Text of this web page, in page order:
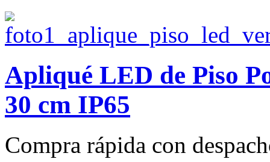
Apliqué LED de Piso
30 cm IP65
Compra rápida con